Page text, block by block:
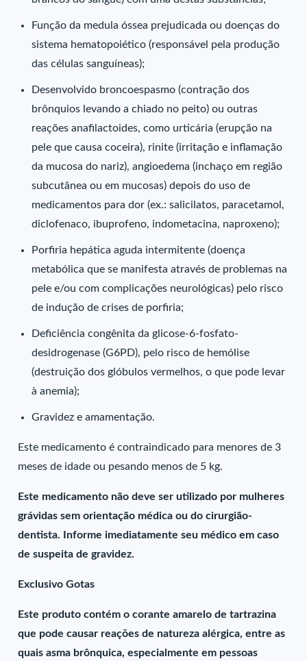
Função da medula óssea prejudicada ou doenças do
sistema hematopoiético (responsável pela produção
das células sanguíneas);
Desenvolvido broncoespasmo (contração dos
brônquios levando a chiado no peito) ou outras
reações anafilactoides, como urticária (erupção na
pele que causa coceira), rinite (irritação e inflamação
da mucosa do nariz), angioedema (inchaço em região
subcutânea ou em mucosas) depois do uso de
medicamentos para dor (ex.: salicilatos, paracetamol,
diclofenaco, ibuprofeno, indometacina, naproxeno);
Porfiria hepática aguda intermitente (doença
metabólica que se manifesta através de problemas na
pele e/ou com complicações neurológicas) pelo risco
de indução de crises de porfiria;
Deficiência congênita da glicose-6-fosfato-
desidrogenase (G6PD), pelo risco de hemólise
(destruição dos glóbulos vermelhos, o que pode levar
à anemia);
Gravidez e amamentação.
Este medicamento é contraindicado para menores de 3
meses de idade ou pesando menos de 5 kg.
Este medicamento não deve ser utilizado por mulheres
grávidas sem orientação médica ou do cirurgião-
dentista. Informe imediatamente seu médico em caso
de suspeita de gravidez.
Exclusivo Gotas
Este produto contém o corante amarelo de tartrazina
que pode causar reações de natureza alérgica, entre as
quais asma brônquica, especialmente em pessoas